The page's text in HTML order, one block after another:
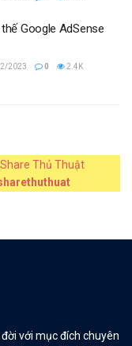
Google AdSense
2023 0 2.4K
Thủ Thuật
với mục đích chuyên